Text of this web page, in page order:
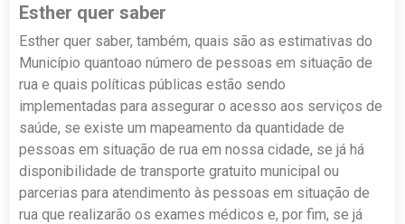
Esther quer saber
Esther quer saber, também, quais são as estimativas do
Município quantoao número de pessoas em situação de
rua e quais políticas públicas estão sendo
implementadas para assegurar o acesso aos serviços de
saúde, se existe um mapeamento da quantidade de
pessoas em situação de rua em nossa cidade, se já há
disponibilidade de transporte gratuito municipal ou
parcerias para atendimento às pessoas em situação de
rua que realizarão os exames médicos e, por fim, se já